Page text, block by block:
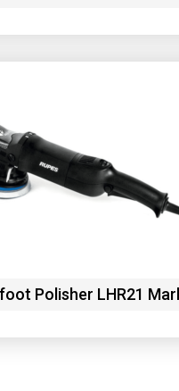
Polisher LHR21